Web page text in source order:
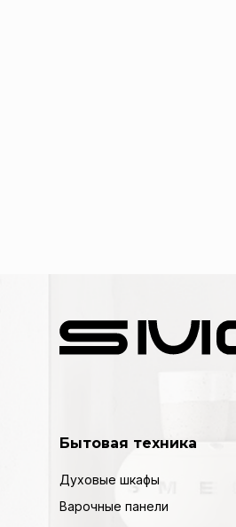
Бытовая техника
Духовые шкафы
Варочные панели